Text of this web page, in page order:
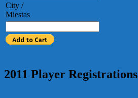
City /
Miestas
2011 Player Registrations